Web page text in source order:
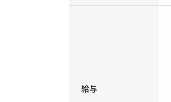
給与